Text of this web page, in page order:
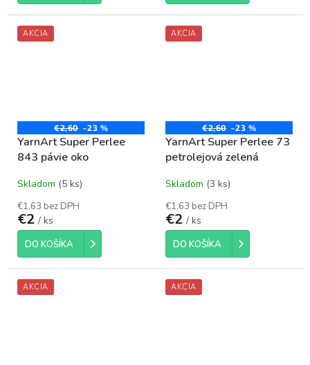
AKCIA
€2,60 –23 %
YarnArt Super Perlee
843 pávie oko
Skladom (5 ks)
€1,63 bez DPH
€2 / ks
DO KOŠÍKA
AKCIA
€2,60 –23 %
YarnArt Super Perlee 73
petrolejová zelená
Skladom (3 ks)
€1,63 bez DPH
€2 / ks
DO KOŠÍKA
AKCIA AKCIA